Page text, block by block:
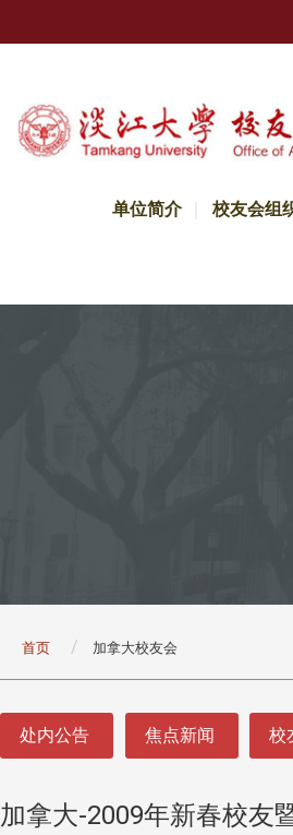
单位简介 校友会组
首页 加拿大校友会
处内公告 焦点新闻 校
加拿大-2009年新春校友